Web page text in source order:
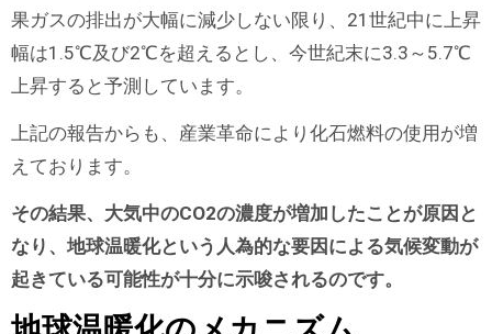
果ガスの排出が大幅に減少しない限り、21世紀中に上昇
幅は1.5℃及び2℃を超えるとし、今世紀末に3.3～5.7℃
上昇すると予測しています。
上記の報告からも、産業革命により化石燃料の使用が増
えております。
その結果、大気中のCO2の濃度が増加したことが原因と
なり、地球温暖化という人為的な要因による気候変動が
起きている可能性が十分に示唆されるのです。